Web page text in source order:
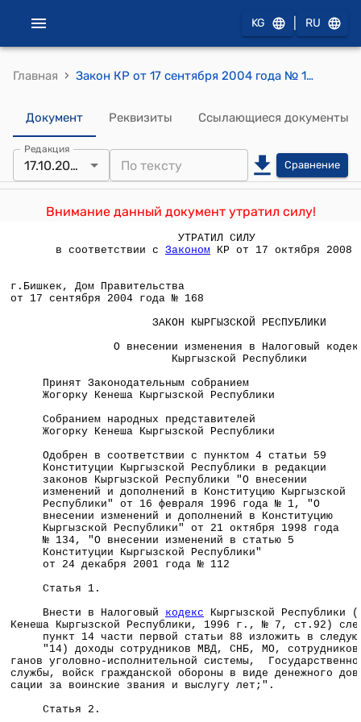
KG RU
Главная › Закон КР от 17 сентября 2004 года № 168 "О внесении изменения в Налоговый кодекс Кыргызской Республики"
Документ Реквизиты Ссылающиеся документы
Редакция
17.10.2008 Сравнение
Внимание данный документ утратил силу!